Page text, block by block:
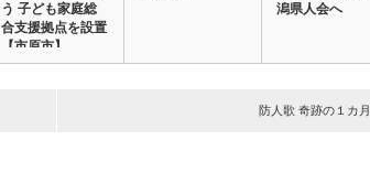
う 子ども家庭総
合支援拠点を設置
【市原市】
潟県人会へ
防人歌 奇跡の１カ月